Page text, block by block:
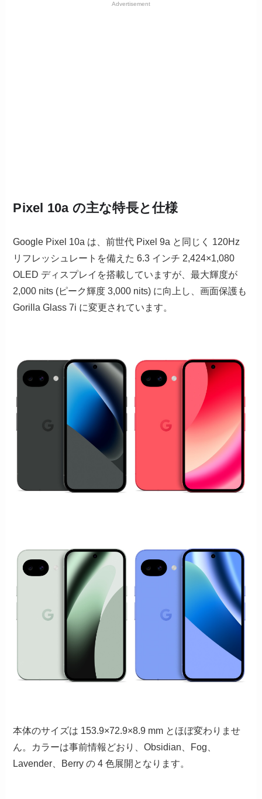
Advertisement
Pixel 10a の主な特長と仕様
Google Pixel 10a は、前世代 Pixel 9a と同じく 120Hz
リフレッシュレートを備えた 6.3 インチ 2,424×1,080
OLED ディスプレイを搭載していますが、最大輝度が
2,000 nits (ピーク輝度 3,000 nits) に向上し、画面保護も
Gorilla Glass 7i に変更されています。
本体のサイズは 153.9×72.9×8.9 mm とほぼ変わりませ
ん。カラーは事前情報どおり、Obsidian、Fog、
Lavender、Berry の 4 色展開となります。